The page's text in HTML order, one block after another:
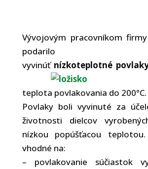
Vývojovým pracovníkom
podarilo
vyvinúť nízkoteplotné
teplota povlakovania do 200°C.
Povlaky boli vyvinuté za
životnosti dielcov
nízkou popúšťacou
vhodné na:
– povlakovanie súčiastok